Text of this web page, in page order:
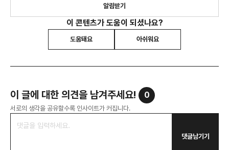
알림받기
이 콘텐츠가 도움이 되셨나요?
도움돼요 아쉬워요
이 글에 대한 의견을 남겨주세요! 0
서로의 생각을 공유할수록 인사이트가 커집니다.
댓글남기기